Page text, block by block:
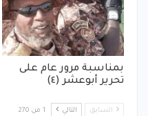
بمناسبة مرور عام على
تحرير أبوعشر (٤)
السابق التالي 1 من 270